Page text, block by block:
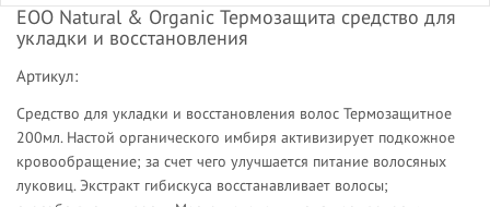
ЕОО Natural & Organic Термозащита средство для
укладки и восстановления
Артикул:
Средство для укладки и восстановления волос Термозащитное
200мл. Настой органического имбиря активизирует подкожное
кровообращение; за счет чего улучшается питание волосяных
луковиц. Экстракт гибискуса восстанавливает волосы;